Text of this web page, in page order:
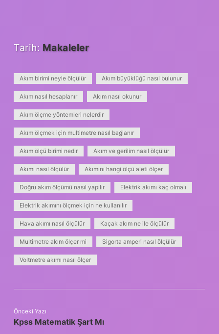
Tarih: Makaleler
Akım birimi neyle ölçülür Akım büyüklüğü nasıl bulunur
Akım nasıl hesaplanır Akım nasıl okunur
Akım ölçme yöntemleri nelerdir
Akım ölçmek için multimetre nasıl bağlanır
Akım ölçü birimi nedir Akım ve gerilim nasıl ölçülür
Akımı nasıl ölçülür Akımını hangi ölçü aleti ölçer
Doğru akım ölçümü nasıl yapılır Elektrik akımı kaç olmalı
Elektrik akımını ölçmek için ne kullanılır
Hava akımı nasıl ölçülür Kaçak akım ne ile ölçülür
Multimetre akım ölçer mi Sigorta amperi nasıl ölçülür
Voltmetre akımı nasıl ölçer
Önceki Yazı
Kpss Matematik Şart Mı